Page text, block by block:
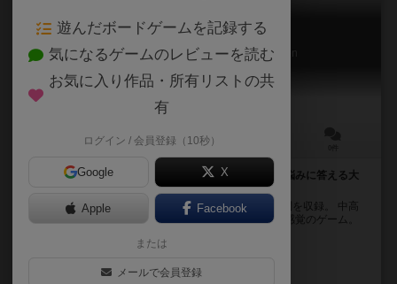
なんで？２中高生編
Why? ２ Middle and High School Version
30分前後
君は中高生を論破できるか？現役の中学生・高校生の悩みに答える大
100人以上の現役の中学生・高校生から集めた生の疑問を収録。 中高
生の疑問に説得力のある回答ができるかを競う大喜利感覚のゲーム。
ヒガシ マサユキ（Masayuki Higashi）
遊んだボードゲームを記録する
気になるゲームのレビューを読む
お気に入り作品・所有リストの共
有
ログイン / 会員登録（10秒）
Google X
Apple Facebook
または
メールで会員登録